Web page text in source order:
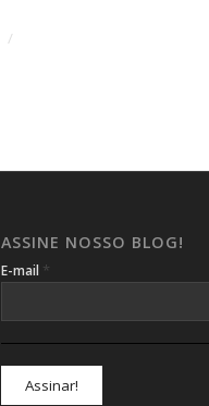
/
ASSINE NOSSO BLOG!
E-mail *